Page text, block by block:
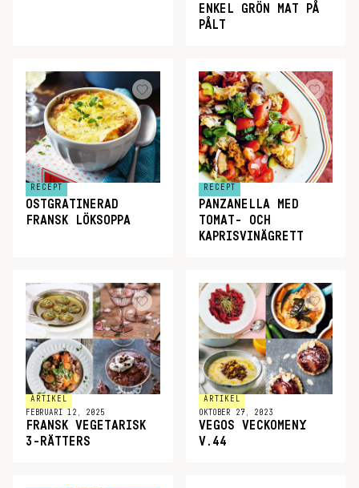
ENKEL GRÖN MAT PÅ
PÅLT
RECEPT
OSTGRATINERAD
FRANSK LÖKSOPPA
RECEPT
PANZANELLA MED
TOMAT- OCH
KAPRISVINÄGRETT
ARTIKEL
FEBRUARI 12, 2025
FRANSK VEGETARISK
3-RÄTTERS
ARTIKEL
OKTOBER 27, 2023
VEGOS VECKOMENY
V.44